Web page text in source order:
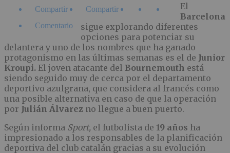
Compartir
Compartir
Comentario
El
Barcelona
sigue explorando diferentes
opciones para potenciar su
delantera y uno de los nombres que ha ganado
protagonismo en las últimas semanas es el de Junior
Kroupi. El joven atacante del Bournemouth está
siendo seguido muy de cerca por el departamento
deportivo azulgrana, que considera al francés como
una posible alternativa en caso de que la operación
por Julián Álvarez no llegue a buen puerto.
Según informa Sport, el futbolista de 19 años ha
impresionado a los responsables de la planificación
deportiva del club catalán gracias a su evolución